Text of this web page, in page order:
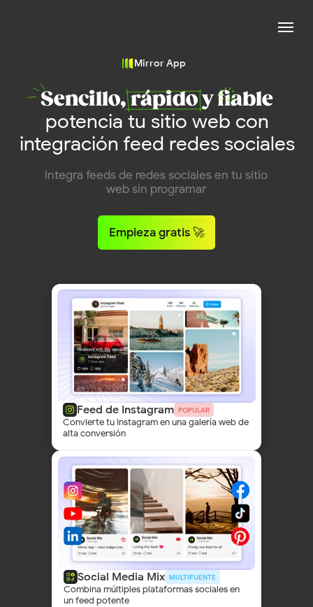
Integra feeds de redes sociales en tu sitio
web sin programar
Sencillo, rápido y fiable
potencia tu sitio web con
integración feed redes sociales
Feed de Instagram POPULAR
Convierte tu Instagram en una galería web de
alta conversión
Social Media Mix MULTIFUENTE
Combina múltiples plataformas sociales en
un feed potente